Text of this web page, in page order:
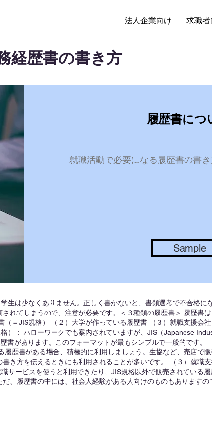
法人企業向け 求職者
経歴書の書き方
履歴書につ
就職活動で必要になる履歴書の書き
Sample
生は少なくありません。正しく書かないと、書類選考で不合格に
れてしまうので、注意が必要です。＜３種類の履歴書＞ 履歴書
＝JIS規格） （２）大学が作っている履歴書 （３）就職支援会
）： ハローワークでも案内されていますが、JIS（Japanese
があります。このフォーマットが最もシンプルで一般的です。
歴書がある場合、積極的に利用しましょう。生協など、売店で販
き方を伝えるときにも利用されることが多いです。 （３）就職
サービスを使うと利用できたり、JIS規格以外で販売されている
、履歴書の中には、社会人経験がある人向けのものもありますの